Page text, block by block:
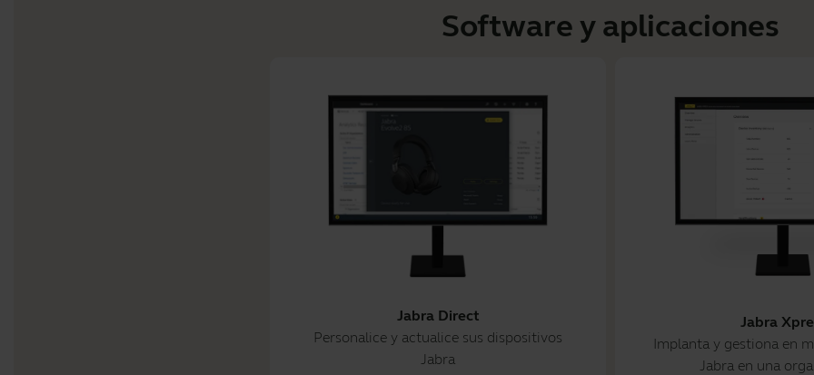
Software y aplicaciones
Jabra Direct
Personalice y actualice sus dispositivos
Jabra
Jabra
Implanta y gestiona en
Jabra en una